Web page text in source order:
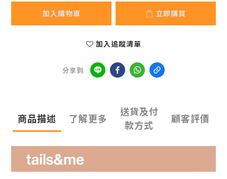
加入購物車 立即購買
加入追蹤清單
分享到
商品描述 了解更多
送貨及付
款方式
顧客評價